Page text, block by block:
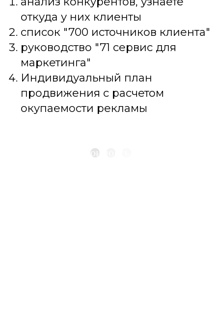
откуда у них клиенты
список "700 источников клиента"
руководство "71 сервис для
маркетинга"
Индивидуальный план
продвижения с расчетом
окупаемости рекламы
Рассчитать стоимость продвижения